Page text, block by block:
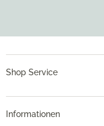
Shop Service
Informationen